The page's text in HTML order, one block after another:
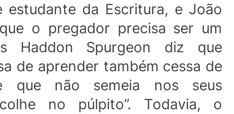
estudante da Escritura, e João
o pregador precisa ser um
Haddon Spurgeon diz que
de aprender também cessa de
que não semeia nos seus
no púlpito”. Todavia, o